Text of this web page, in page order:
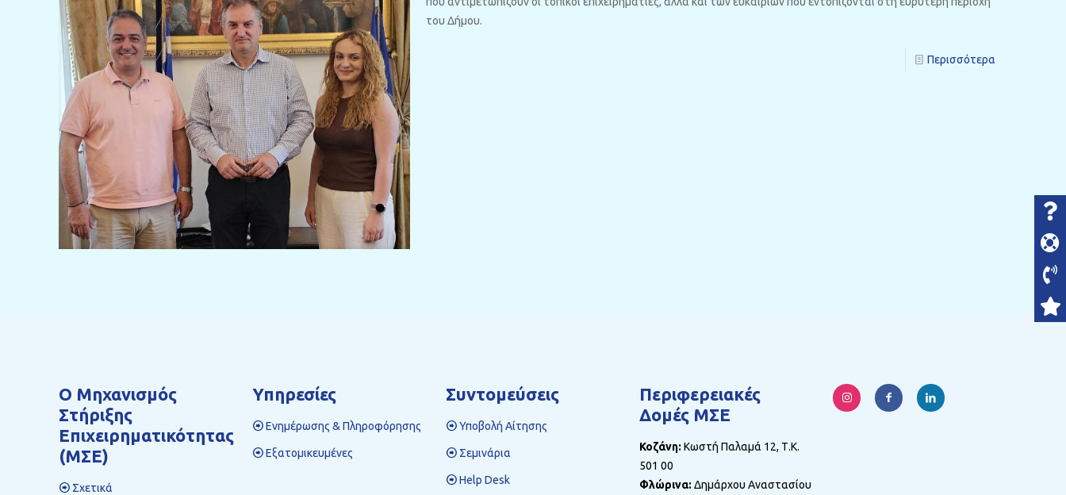
του Δήμου.
Περισσότερα
Ο Mηχανισμός
Στήριξης
Επιχειρηματικότητας
(ΜΣΕ)
Σχετικά
Υπηρεσίες
Ενημέρωσης & Πληροφόρησης
Εξατομικευμένες
Συντομεύσεις
Υποβολή Αίτησης
Σεμινάρια
Help Desk
Περιφερειακές
Δομές ΜΣΕ
Κοζάνη: Κωστή Παλαμά 12, Τ.Κ.
501 00
Φλώρινα: Δημάρχου Αναστασίου